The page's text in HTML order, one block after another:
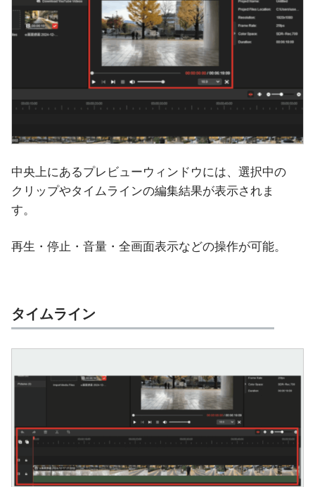
中央上にあるプレビューウィンドウには、選択中の
クリップやタイムラインの編集結果が表示されま
す。
再生・停止・音量・全画面表示などの操作が可能。
タイムライン